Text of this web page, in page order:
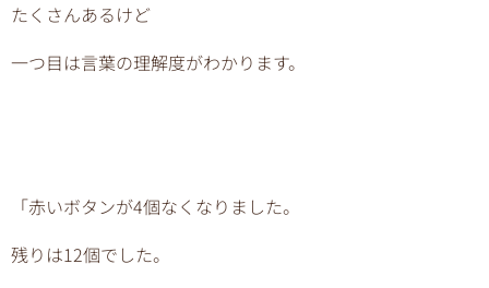
たくさんあるけど
一つ目は言葉の理解度がわかります。
「赤いボタンが4個なくなりました。
残りは12個でした。